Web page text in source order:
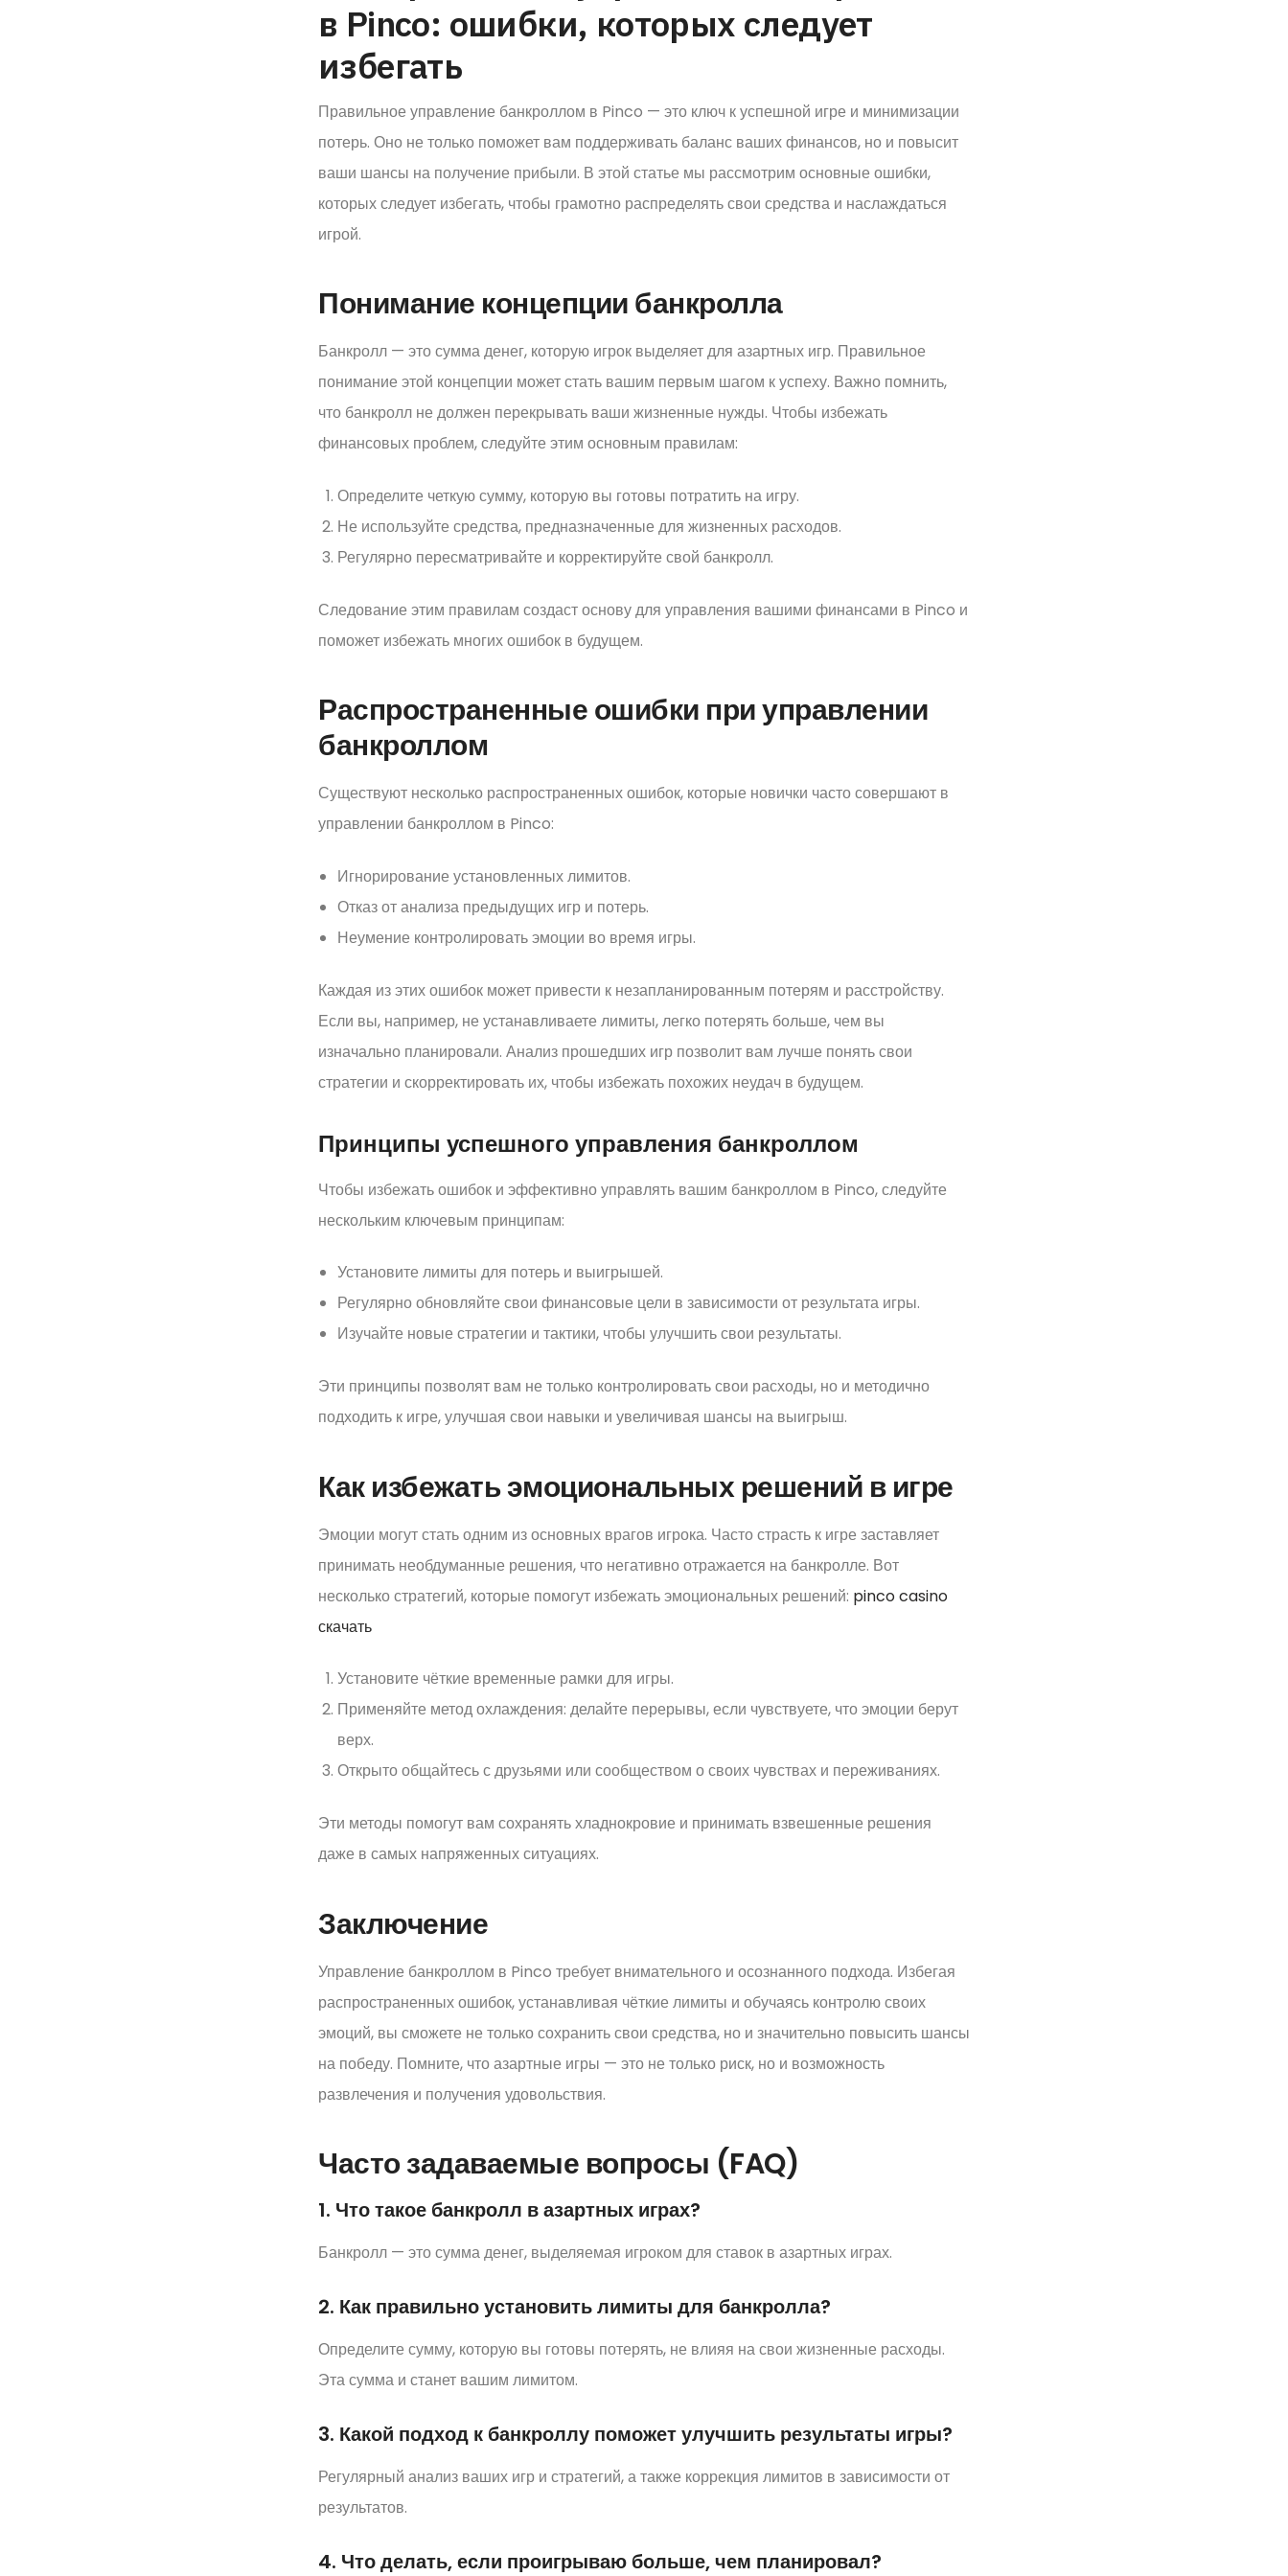
в Pinco: ошибки, которых следует
избегать
Правильное управление банкроллом в Pinco — это ключ к успешной игре и минимизации
потерь. Оно не только поможет вам поддерживать баланс ваших финансов, но и повысит
ваши шансы на получение прибыли. В этой статье мы рассмотрим основные ошибки,
которых следует избегать, чтобы грамотно распределять свои средства и наслаждаться
игрой.
Понимание концепции банкролла
Банкролл — это сумма денег, которую игрок выделяет для азартных игр. Правильное
понимание этой концепции может стать вашим первым шагом к успеху. Важно помнить,
что банкролл не должен перекрывать ваши жизненные нужды. Чтобы избежать
финансовых проблем, следуйте этим основным правилам:
Определите четкую сумму, которую вы готовы потратить на игру.
Не используйте средства, предназначенные для жизненных расходов.
Регулярно пересматривайте и корректируйте свой банкролл.
Следование этим правилам создаст основу для управления вашими финансами в Pinco и
поможет избежать многих ошибок в будущем.
Распространенные ошибки при управлении
банкроллом
Существуют несколько распространенных ошибок, которые новички часто совершают в
управлении банкроллом в Pinco:
Игнорирование установленных лимитов.
Отказ от анализа предыдущих игр и потерь.
Неумение контролировать эмоции во время игры.
Каждая из этих ошибок может привести к незапланированным потерям и расстройству.
Если вы, например, не устанавливаете лимиты, легко потерять больше, чем вы
изначально планировали. Анализ прошедших игр позволит вам лучше понять свои
стратегии и скорректировать их, чтобы избежать похожих неудач в будущем.
Принципы успешного управления банкроллом
Чтобы избежать ошибок и эффективно управлять вашим банкроллом в Pinco, следуйте
нескольким ключевым принципам:
Установите лимиты для потерь и выигрышей.
Регулярно обновляйте свои финансовые цели в зависимости от результата игры.
Изучайте новые стратегии и тактики, чтобы улучшить свои результаты.
Эти принципы позволят вам не только контролировать свои расходы, но и методично
подходить к игре, улучшая свои навыки и увеличивая шансы на выигрыш.
Как избежать эмоциональных решений в игре
Эмоции могут стать одним из основных врагов игрока. Часто страсть к игре заставляет
принимать необдуманные решения, что негативно отражается на банкролле. Вот
несколько стратегий, которые помогут избежать эмоциональных решений: pinco casino
скачать
Установите чёткие временные рамки для игры.
Применяйте метод охлаждения: делайте перерывы, если чувствуете, что эмоции берут
верх.
Открыто общайтесь с друзьями или сообществом о своих чувствах и переживаниях.
Эти методы помогут вам сохранять хладнокровие и принимать взвешенные решения
даже в самых напряженных ситуациях.
Заключение
Управление банкроллом в Pinco требует внимательного и осознанного подхода. Избегая
распространенных ошибок, устанавливая чёткие лимиты и обучаясь контролю своих
эмоций, вы сможете не только сохранить свои средства, но и значительно повысить шансы
на победу. Помните, что азартные игры — это не только риск, но и возможность
развлечения и получения удовольствия.
Часто задаваемые вопросы (FAQ)
1. Что такое банкролл в азартных играх?
Банкролл — это сумма денег, выделяемая игроком для ставок в азартных играх.
2. Как правильно установить лимиты для банкролла?
Определите сумму, которую вы готовы потерять, не влияя на свои жизненные расходы.
Эта сумма и станет вашим лимитом.
3. Какой подход к банкроллу поможет улучшить результаты игры?
Регулярный анализ ваших игр и стратегий, а также коррекция лимитов в зависимости от
результатов.
4. Что делать, если проигрываю больше, чем планировал?